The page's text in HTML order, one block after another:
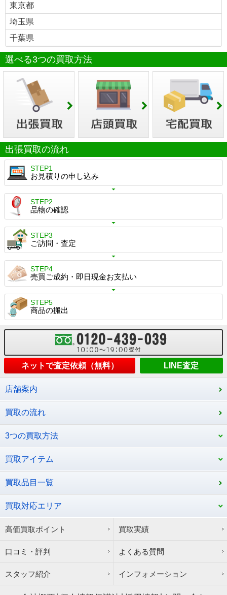
東京都
埼玉県
千葉県
選べる3つの買取方法
出張買取の流れ
STEP1
お見積りの申し込み
STEP2
品物の確認
STEP3
ご訪問・査定
STEP4
売買ご成約・即日現金お支払い
STEP5
商品の搬出
ネットで査定依頼（無料） LINE査定
店舗案内
買取の流れ
3つの買取方法
買取アイテム
買取品目一覧
買取対応エリア
高価買取ポイント 買取実績
口コミ・評判 よくある質問
スタッフ紹介 インフォメーション